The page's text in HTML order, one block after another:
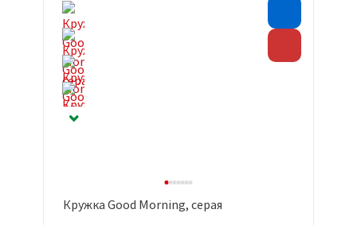
Кружка Good Morning, серая